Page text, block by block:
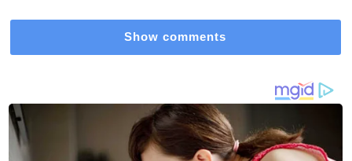
Show comments